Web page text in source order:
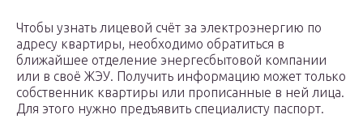
Чтобы узнать лицевой счёт за электроэнергию по
адресу квартиры, необходимо обратиться в
ближайшее отделение энергесбытовой компании
или в своё ЖЭУ. Получить информацию может только
собственник квартиры или прописанные в ней лица.
Для этого нужно предъявить специалисту паспорт.